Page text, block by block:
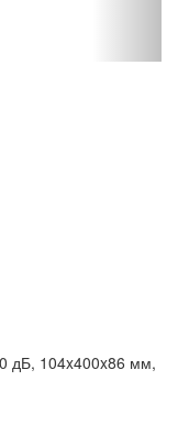
дБ, 104x400x86 мм,